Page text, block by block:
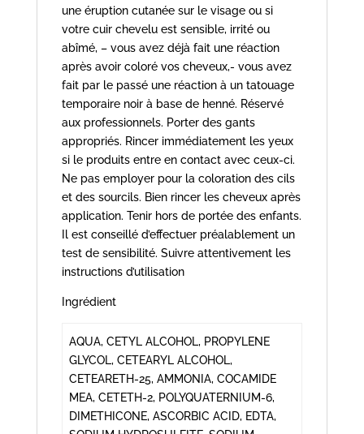
une éruption cutanée sur le visage ou si
votre cuir chevelu est sensible, irrité ou
abîmé, – vous avez déjà fait une réaction
après avoir coloré vos cheveux,- vous avez
fait par le passé une réaction à un tatouage
temporaire noir à base de henné. Réservé
aux professionnels. Porter des gants
appropriés. Rincer immédiatement les yeux
si le produits entre en contact avec ceux-ci.
Ne pas employer pour la coloration des cils
et des sourcils. Bien rincer les cheveux après
application. Tenir hors de portée des enfants.
Il est conseillé d’effectuer préalablement un
test de sensibilité. Suivre attentivement les
instructions d’utilisation
Ingrédient
AQUA, CETYL ALCOHOL, PROPYLENE
GLYCOL, CETEARYL ALCOHOL,
CETEARETH-25, AMMONIA, COCAMIDE
MEA, CETETH-2, POLYQUATERNIUM-6,
DIMETHICONE, ASCORBIC ACID, EDTA,